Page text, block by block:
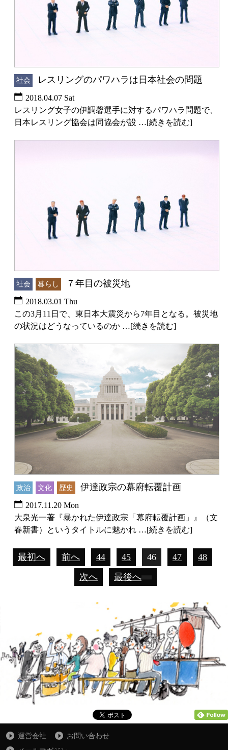
社会 レスリングのパワハラは日本社会の問題
2018.04.07 Sat
レスリング女子の伊調馨選手に対するパワハラ問題で、
日本レスリング協会は同協会が設 …[続きを読む]
社会 暮らし ７年目の被災地
2018.03.01 Thu
この3月11日で、東日本大震災から7年目となる。被災地
の状況はどうなっているのか …[続きを読む]
政治 文化 歴史 伊達政宗の幕府転覆計画
2017.11.20 Mon
大泉光一著『暴かれた伊達政宗「幕府転覆計画」』（文
春新書）というタイトルに魅かれ …[続きを読む]
最初へ 前へ 44 45 46 47
48
次へ
最後へ
運営会社
お問い合わせ